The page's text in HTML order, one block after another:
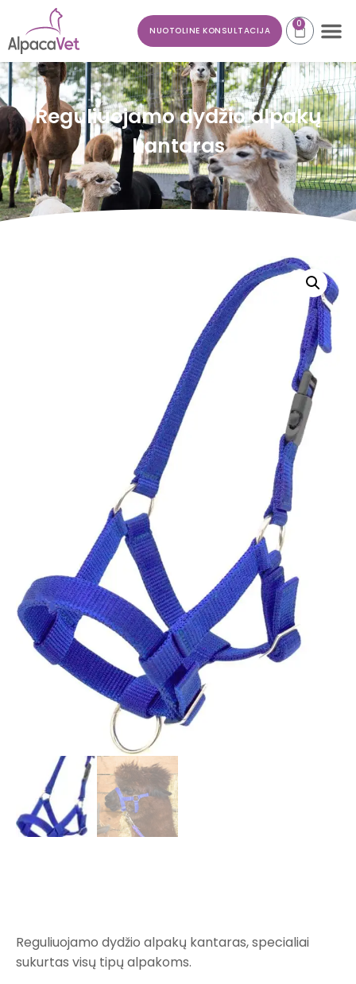
NUOTOLINE KONSULTACIJA
0
Reguliuojamo dydžio alpakų
kantaras
Reguliuojamo dydžio alpakų kantaras, specialiai
sukurtas visų tipų alpakoms.